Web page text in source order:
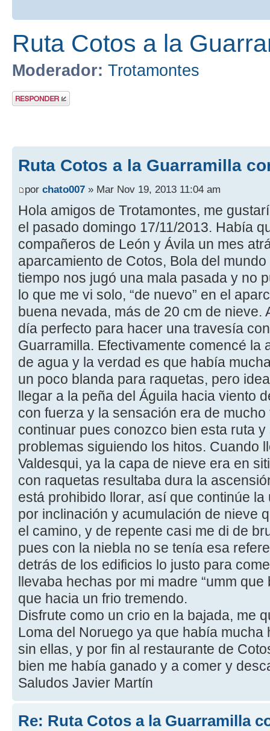
Ruta Cotos a la
Moderador: Trotamontes
Publicar una
respuesta
Ruta Cotos a la Guarramilla
por chato007 » Mar Nov 19, 2013 11:04 am
Hola amigos de Trotamontes, me
el pasado domingo 17/11/2013. Había
compañeros de León y Ávila un mes
aparcamiento de Cotos, Bola del
tiempo nos jugó una mala pasada y no
lo que me vi solo, “de nuevo” en el
buena nevada, más de 20 cm de nieve.
día perfecto para hacer una travesía
Guarramilla. Efectivamente comencé la
de agua y la verdad es que había
un poco blanda para raquetas, pero
llegar a la peña del Águila hacia viento
con fuerza y la sensación era de
continuar pues conozco bien esta ruta
problemas siguiendo los hitos. Cuando
Valdesqui, ya la capa de nieve era en
con raquetas resultaba dura la
está prohibido llorar, así que continúe
por inclinación y acumulación de nieve
el camino, y de repente casi me di de
pues con la niebla no se tenía esa
detrás de los edificios lo justo para
llevaba hechas por mi madre “umm
que hacia un frio tremendo.
Disfrute como un crio en la bajada, me
Loma del Noruego ya que había
sin ellas, y por fin al restaurante de
bien me había ganado y a comer y
Saludos Javier Martín
Re: Ruta Cotos a la Guarramilla